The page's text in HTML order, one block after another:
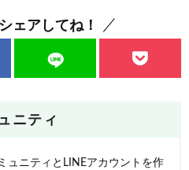
ェアしてね！
ニティ
ュニティとLINEアカウントを作